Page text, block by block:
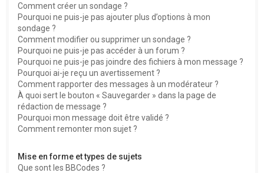
Comment créer un sondage ?
Pourquoi ne puis-je pas ajouter plus d’options à mon
sondage ?
Comment modifier ou supprimer un sondage ?
Pourquoi ne puis-je pas accéder à un forum ?
Pourquoi ne puis-je pas joindre des fichiers à mon message ?
Pourquoi ai-je reçu un avertissement ?
Comment rapporter des messages à un modérateur ?
À quoi sert le bouton « Sauvegarder » dans la page de
rédaction de message ?
Pourquoi mon message doit être validé ?
Comment remonter mon sujet ?
Mise en forme et types de sujets
Que sont les BBCodes ?